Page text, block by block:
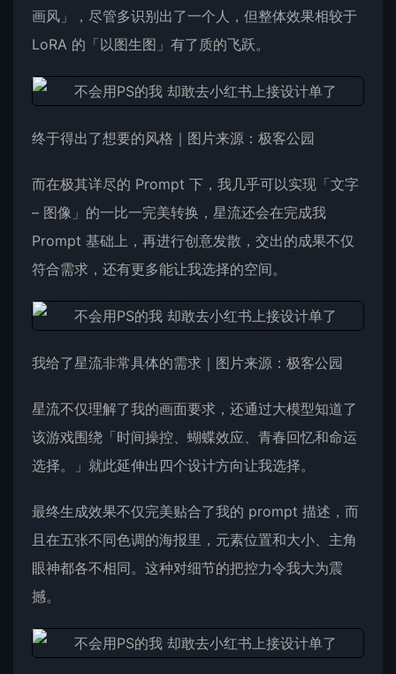
画风」，尽管多识别出了一个人，但整体效果相较于
LoRA 的「以图生图」有了质的飞跃。
终于得出了想要的风格｜图片来源：极客公园
而在极其详尽的 Prompt 下，我几乎可以实现「文字
– 图像」的一比一完美转换，星流还会在完成我
Prompt 基础上，再进行创意发散，交出的成果不仅
符合需求，还有更多能让我选择的空间。
我给了星流非常具体的需求｜图片来源：极客公园
星流不仅理解了我的画面要求，还通过大模型知道了
该游戏围绕「时间操控、蝴蝶效应、青春回忆和命运
选择。」就此延伸出四个设计方向让我选择。
最终生成效果不仅完美贴合了我的 prompt 描述，而
且在五张不同色调的海报里，元素位置和大小、主角
眼神都各不相同。这种对细节的把控力令我大为震
撼。